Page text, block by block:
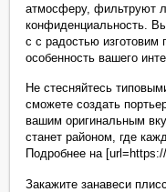
атмосферу, фильтруют
конфиденциальность.
с с радостью изготовим
особенность вашего
Не стесняйтесь
сможете создать
вашим оригинальным
станет районом, где
Подробнее на
Закажите занавеси